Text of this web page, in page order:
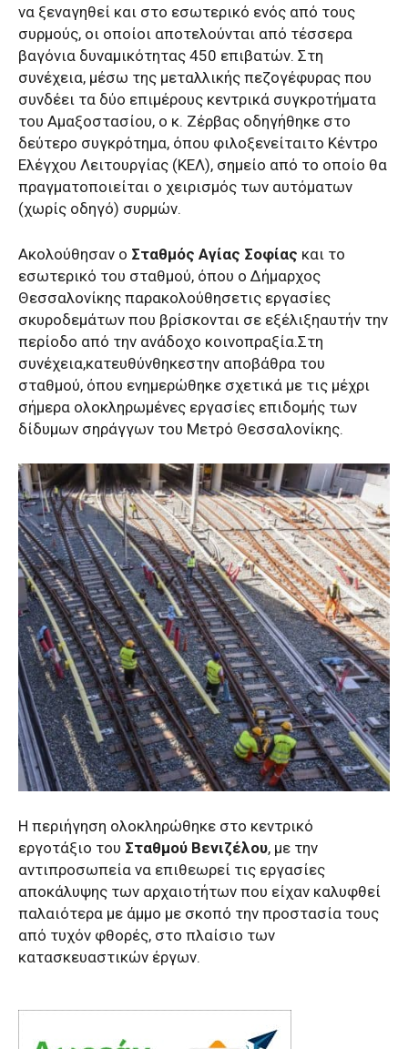
να ξεναγηθεί και στο εσωτερικό ενός από τους
συρμούς, οι οποίοι αποτελούνται από τέσσερα
βαγόνια δυναμικότητας 450 επιβατών. Στη
συνέχεια, μέσω της μεταλλικής πεζογέφυρας που
συνδέει τα δύο επιμέρους κεντρικά συγκροτήματα
του Αμαξοστασίου, ο κ. Ζέρβας οδηγήθηκε στο
δεύτερο συγκρότημα, όπου φιλοξενείταιτο Κέντρο
Ελέγχου Λειτουργίας (ΚΕΛ), σημείο από το οποίο θα
πραγματοποιείται ο χειρισμός των αυτόματων
(χωρίς οδηγό) συρμών.
Ακολούθησαν ο Σταθμός Αγίας Σοφίας και το
εσωτερικό του σταθμού, όπου ο Δήμαρχος
Θεσσαλονίκης παρακολούθησετις εργασίες
σκυροδεμάτων που βρίσκονται σε εξέλιξηαυτήν την
περίοδο από την ανάδοχο κοινοπραξία.Στη
συνέχεια,κατευθύνθηκεστην αποβάθρα του
σταθμού, όπου ενημερώθηκε σχετικά με τις μέχρι
σήμερα ολοκληρωμένες εργασίες επιδομής των
δίδυμων σηράγγων του Μετρό Θεσσαλονίκης.
Η περιήγηση ολοκληρώθηκε στο κεντρικό
εργοτάξιο του Σταθμού Βενιζέλου, με την
αντιπροσωπεία να επιθεωρεί τις εργασίες
αποκάλυψης των αρχαιοτήτων που είχαν καλυφθεί
παλαιότερα με άμμο με σκοπό την προστασία τους
από τυχόν φθορές, στο πλαίσιο των
κατασκευαστικών έργων.